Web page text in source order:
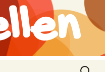
Haku: